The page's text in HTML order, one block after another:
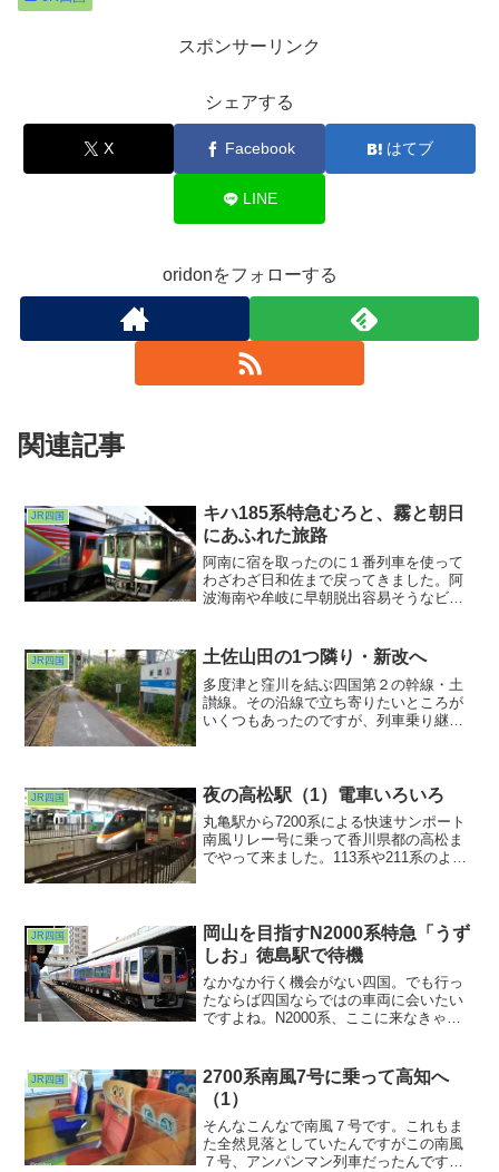
スポンサーリンク
シェアする
X Facebook はてブ
LINE
oridonをフォローする
関連記事
JR四国
キハ185系特急むろと、霧と朝日
にあふれた旅路
阿南に宿を取ったのに１番列車を使って
わざわざ日和佐まで戻ってきました。阿
波海南や牟岐に早朝脱出容易そうなビジ
ったからなのです。「特急むろと」で
す。ご存知のように2025年3月のダイヤ改
正で廃止がアナウンスされています。
JR四国 土佐山田の1つ隣り・新改へ
多度津と窪川を結ぶ四国第２の幹線・土
讃線。その沿線で立ち寄りたいところが
いくつもあったのですが、列車乗り継ぎ
にもよって行ってみたいところは普通列
車が1日上下3本ずつしか止まらな
い・・・。
JR四国 夜の高松駅（1）電車いろいろ
丸亀駅から7200系による快速サンポート
南風リレー号に乗って香川県都の高松ま
でやって来ました。113系や211系のよう
施されていました。
JR四国
岡山を目指すN2000系特急「うず
しお」徳島駅で待機
なかなか行く機会がない四国。でも行っ
たならば四国ならではの車両に会いたい
ですよね。N2000系、ここに来なきゃ会
JR四国
2700系南風7号に乗って高知へ
（1）
そんなこんなで南風７号です。これもま
た全然見落としていたんですがこの南風
７号、アンパンマン列車だったんです